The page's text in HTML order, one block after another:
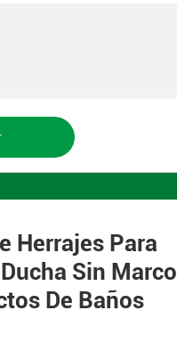
Herrajes Para
Sin Marco
De Baños